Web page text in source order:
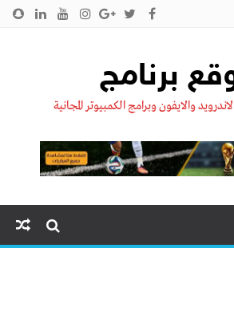
برنامج
والايفون وبرامج الكمبيوتر المجانية